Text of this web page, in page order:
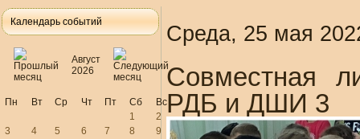
Календарь событий
Август
2026
Пн Вт Ср Чт Пт Сб
Вс
1
2
3
4 5 6 7 8
9
Среда, 25 мая
Совместная
РДБ и ДШИ 3